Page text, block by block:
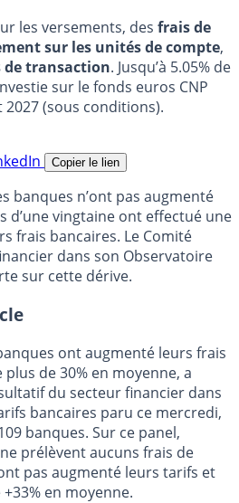
les versements, des frais de
sur les unités de compte,
de transaction. Jusqu’à 5.05% de
sur le fonds euros CNP
2027 (sous conditions).
Copier le lien
banques n’ont pas augmenté
d’une vingtaine ont effectué une
frais bancaires. Le Comité
dans son Observatoire
sur cette dérive.
ont augmenté leurs frais
de 30% en moyenne, a
du secteur financier dans
bancaires paru ce mercredi,
banques. Sur ce panel,
prélèvent aucuns frais de
pas augmenté leurs tarifs et
en moyenne.